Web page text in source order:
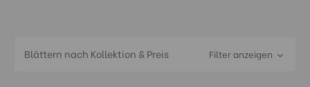
Blättern nach Kollektion & Preis Filter anzeigen